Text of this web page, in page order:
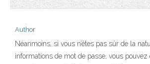
Author
Néanmoins, si vous n’êtes pas sûr de la
informations de mot de passe, vous